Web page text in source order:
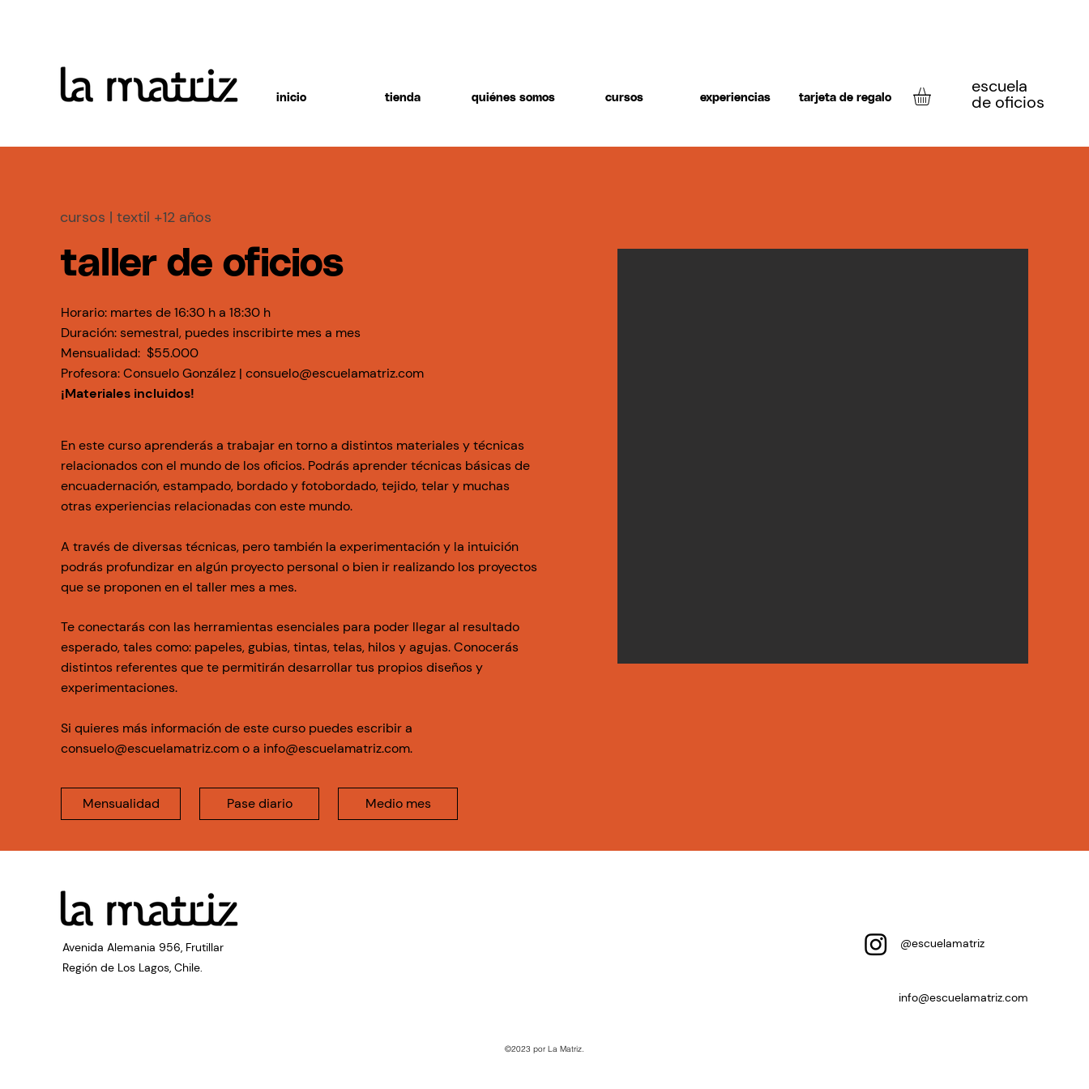
inicio tienda quiénes somos cursos experiencias tarjeta de regalo
escuela
de oficios
cursos | textil +12 años
taller de oficios
Horario: martes de 16:30 h a 18:30 h
Duración: semestral, puedes inscribirte mes a mes
Mensualidad: $55.000
Profesora:Consuelo González | consuelo@escuelamatriz.com
¡Materiales incluidos!
En este curso aprenderás a trabajar en torno a distintos materiales y técnicas
relacionados con el mundo de los oficios. Podrás aprender técnicas básicas de
encuadernación, estampado, bordado y fotobordado, tejido, telar y muchas
otras experiencias relacionadas con este mundo.
A través de diversas técnicas, pero también la experimentación y la intuición
podrás profundizar en algún proyecto personal o bien ir realizando los proyectos
que se proponen en el taller mes a mes.
Te conectarás con las herramientas esenciales para poder llegar al resultado
esperado, tales como: papeles, gubias, tintas, telas, hilos y agujas.Conocerás
distintos referentes que te permitirán desarrollar tus propios diseños y
experimentaciones.
Si quieres más información de este curso puedes escribir a
consuelo@escuelamatriz.como a info@escuelamatriz.com.
Mensualidad Pase diario Medio mes
Avenida Alemania 956, Frutillar
Región de Los Lagos, Chile.
@escuelamatriz
info@escuelamatriz.com
©2023 por La Matriz.